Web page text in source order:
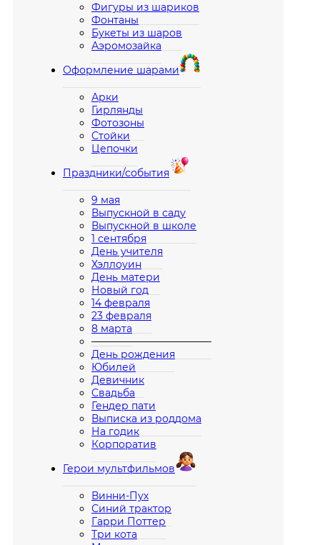
Фигуры из шариков
Фонтаны
Букеты из шаров
Аэромозайка
Оформление шарами
Арки
Гирлянды
Фотозоны
Стойки
Цепочки
Праздники/события
9 мая
Выпускной в саду
Выпускной в школе
1 сентября
День учителя
Хэллоуин
День матери
Новый год
14 февраля
23 февраля
8 марта
————————————
День рождения
Юбилей
Девичник
Свадьба
Гендер пати
Выписка из роддома
На годик
Корпоратив
Герои мультфильмов
Винни-Пух
Синий трактор
Гарри Поттер
Три кота